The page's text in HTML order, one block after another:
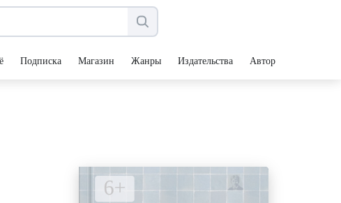
Подписка Магазин Жанры Издательства Авторы